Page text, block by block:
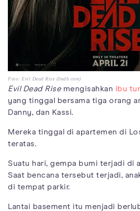
Foto: Evil Dead Rise (Imdb.com)
Evil Dead Risemengisahkan ibu
yang tinggal bersama tiga orang
Danny, dan Kassi.
Mereka tinggal di apartemen di
teratas.
Suatu hari, gempa bumi terjadi di
Saat bencana tersebut terjadi,
di tempat parkir.
Lantai basement itu menjadi